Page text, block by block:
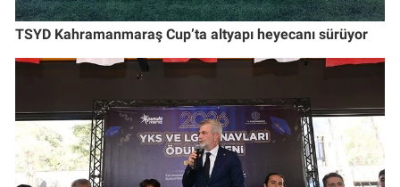
TSYD Kahramanmaraş Cup’ta altyapı heyecanı sürüyor